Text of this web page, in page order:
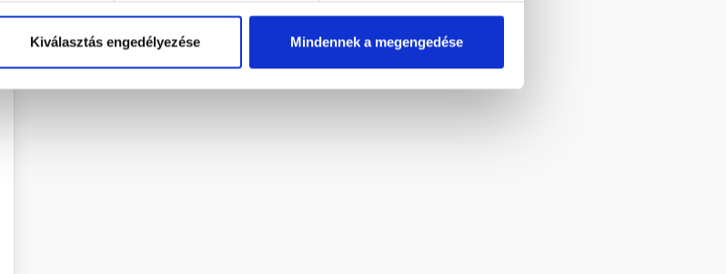
Kiválasztás engedélyezése Mindennek a megengedése